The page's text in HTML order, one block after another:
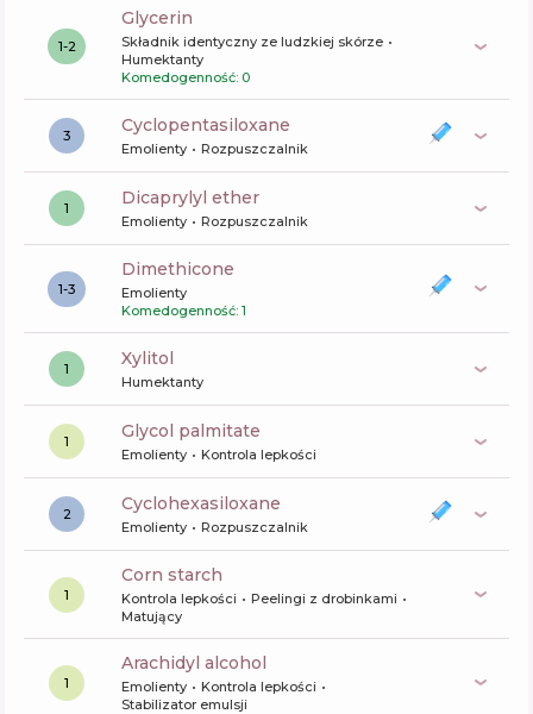
Aktywne
Funkcje 68
Medicube Zero Pore Light Pore Minimizing
Cream 2.0
Skład
Aktywne
Funkcje 58
1-2
glycerin
Składnik identyczny ze ludzkiej skórze
Humektanty
Komedogenność: 0
3 cyclopentasiloxane
Emolienty Rozpuszczalnik
1 dicaprylyl ether
Emolienty Rozpuszczalnik
1-3
dimethicone
Emolienty
Komedogenność: 1
1 xylitol
Humektanty
1 glycol palmitate
Emolienty Kontrola lepkości
2 cyclohexasiloxane
Emolienty Rozpuszczalnik
1
corn starch
Kontrola lepkości
Peelingi z drobinkami
Matujący
1
arachidyl alcohol
Emolienty
Kontrola lepkości
Stabilizator emulsji